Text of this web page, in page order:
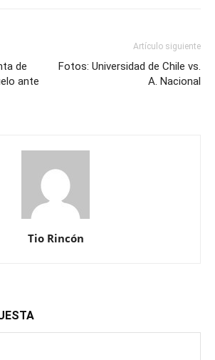
de
ante
Artículo siguiente
Fotos: Universidad de Chile vs.
A. Nacional
Tio Rincón